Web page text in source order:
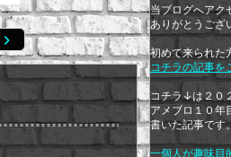
当ブログへアク
ありがとうござ
初めて来られた
コチラの記事を
コチラ↓は２０
アメブロ１０年
書いた記事です
一個人が趣味目